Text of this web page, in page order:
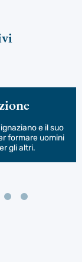
e il suo
formare uomini
gli altri.